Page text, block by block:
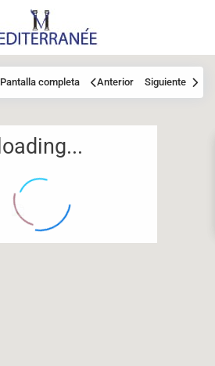
12
loading...
Pantalla completa Anterior Siguiente